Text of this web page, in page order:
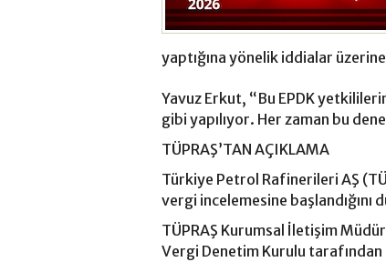
yaptığına yönelik iddialar
Yavuz Erkut, “Bu EPDK
gibi yapılıyor. Her zaman bu
TÜPRAŞ’TAN AÇIKLAMA
Türkiye Petrol Rafinerileri AŞ
vergi incelemesine başlandığını
TÜPRAŞ Kurumsal İletişim
Vergi Denetim Kurulu